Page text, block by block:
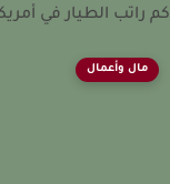
الطيار في
مال وأعمال